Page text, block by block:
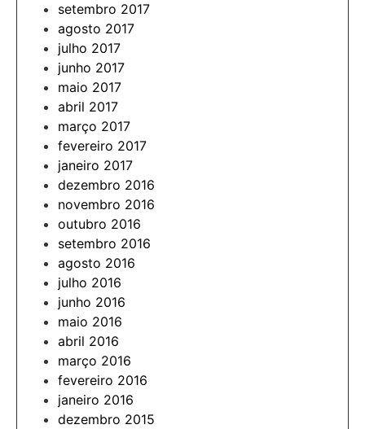
setembro 2017
agosto 2017
julho 2017
junho 2017
maio 2017
abril 2017
março 2017
fevereiro 2017
janeiro 2017
dezembro 2016
novembro 2016
outubro 2016
setembro 2016
agosto 2016
julho 2016
junho 2016
maio 2016
abril 2016
março 2016
fevereiro 2016
janeiro 2016
dezembro 2015